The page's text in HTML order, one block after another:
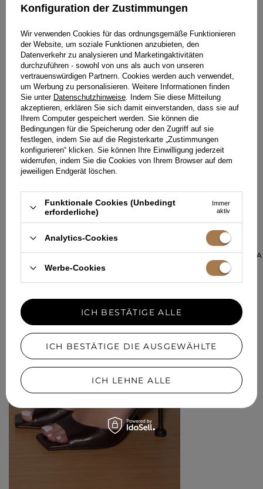
TEILEN SIE IHRE MEINUNG
MIT ANDEREN
Jede Meinung hilft anderen Kundinnen bei der Auswahl.
Wenn Sie dieses Modell getragen haben, teilen Sie bitte Ihre
Eindrücke mit - jedes Detail zähltal.
IHRE MEINUNG HINZUFÜGEN
Für Ihre Bewertung erhalten Sie15 Pkt.
in unserem Treueprogramm.
IN EINER ÄHNLICHEN FARBE
KIMBERLY -
189,00 €
Konfiguration der Zustimmungen
Wir verwenden Cookies für das ordnungsgemäße Funktionieren
der Website, um soziale Funktionen anzubieten, den
Datenverkehr zu analysieren und Marketingaktivitäten
durchzuführen - sowohl von uns als auch von unseren
vertrauenswürdigen Partnern. Cookies werden auch verwendet,
um Werbung zu personalisieren. Weitere Informationen finden
Sie unter Datenschutzhinweise. Indem Sie diese Mitteilung
akzeptieren, erklären Sie sich damit einverstanden, dass sie auf
Ihrem Computer gespeichert werden. Sie können die
Bedingungen für die Speicherung oder den Zugriff auf sie
festlegen, indem Sie auf die Registerkarte „Zustimmungen
konfigurieren“ klicken. Sie können Ihre Einwilligung jederzeit
widerrufen, indem Sie die Cookies von Ihrem Browser auf dem
jeweiligen Endgerät löschen.
Funktionale Cookies (Unbedingt
erforderliche)
Immer
aktiv
Analytics-Cookies
Werbe-Cookies
ICH BESTÄTIGE DIE AUSGEWÄHLTE
ICH LEHNE ALLE
ICH BESTÄTIGE ALLE